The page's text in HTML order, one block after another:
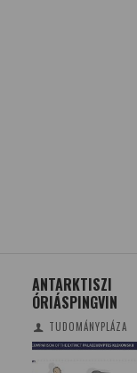
ANTARKTISZI
ÓRIÁSPINGVIN
TUDOMÁNYPLÁZA